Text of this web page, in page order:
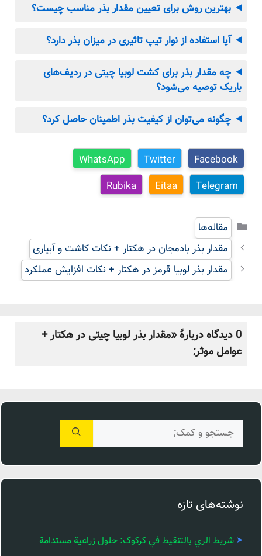
بهترین روش برای تعیین مقدار بذر مناسب چیست؟
آیا استفاده از نوار تیپ تاثیری در میزان بذر دارد؟
چه مقدار بذر برای کشت لوبیا چیتی در ردیف‌های
باریک توصیه می‌شود؟
چگونه می‌توان از کیفیت بذر اطمینان حاصل کرد؟
Facebook
Twitter
WhatsApp
Telegram
Eitaa
Rubika
دسته‌ها
مقاله‌ها
مقدار بذر بادمجان در هکتار + نکات کاشت و آبیاری
مقدار بذر لوبیا قرمز در هکتار + نکات افزایش عملکرد
0 دیدگاه دربارهٔ «مقدار بذر لوبیا چیتی در هکتار +
عوامل موثر;
برای:
نوشته‌های تازه
شريط الري بالتنقيط في کرکوک: حلول زراعية مستدامة